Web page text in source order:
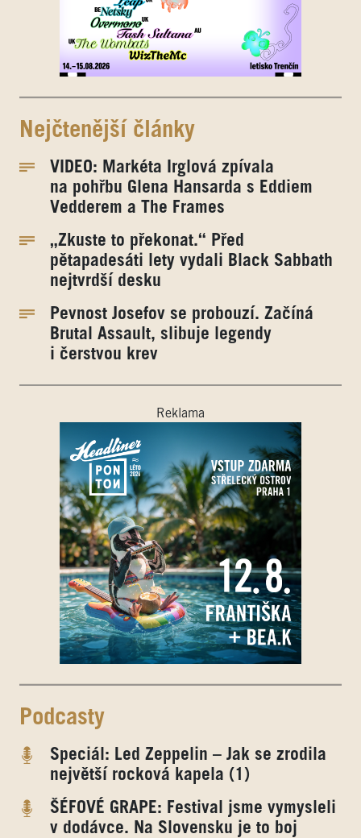
Nejčtenější články
VIDEO: Markéta Irglová zpívala
na pohřbu Glena Hansarda s Eddiem
Vedderem a The Frames
„Zkuste to překonat.“ Před
pětapadesáti lety vydali Black Sabbath
nejtvrdší desku
Pevnost Josefov se probouzí. Začíná
Brutal Assault, slibuje legendy
i čerstvou krev
Reklama
Podcasty
Speciál: Led Zeppelin – Jak se zrodila
největší rocková kapela (1)
ŠÉFOVÉ GRAPE: Festival jsme vymysleli
v dodávce. Na Slovensku je to boj